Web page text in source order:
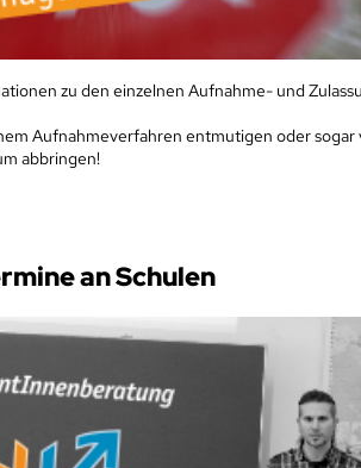
zu den einzelnen Aufnahme- und
Aufnahmeverfahren entmutigen oder sogar
abbringen!
an Schulen